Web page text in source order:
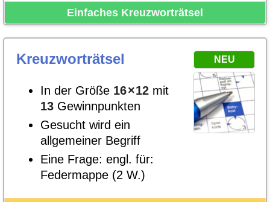
Einfaches Kreuzworträtsel
NEU
Kreuzworträtsel
In der Größe 16×12 mit
13 Gewinnpunkten
Gesucht wird ein
allgemeiner Begriff
Eine Frage: engl. für:
Federmappe (2 W.)